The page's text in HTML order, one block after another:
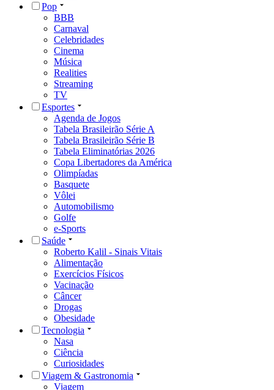
Pop
BBB
Carnaval
Celebridades
Cinema
Música
Realities
Streaming
TV
Esportes
Agenda de Jogos
Tabela Brasileirão Série A
Tabela Brasileirão Série B
Tabela Eliminatórias 2026
Copa Libertadores da América
Olimpíadas
Basquete
Vôlei
Automobilismo
Golfe
e-Sports
Saúde
Roberto Kalil - Sinais Vitais
Alimentação
Exercícios Físicos
Vacinação
Câncer
Drogas
Obesidade
Tecnologia
Nasa
Ciência
Curiosidades
Viagem & Gastronomia
Viagem